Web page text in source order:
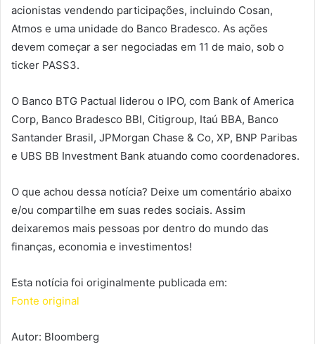
acionistas vendendo participações, incluindo Cosan,
Atmos e uma unidade do Banco Bradesco. As ações
devem começar a ser negociadas em 11 de maio, sob o
ticker PASS3.
O Banco BTG Pactual liderou o IPO, com Bank of America
Corp, Banco Bradesco BBI, Citigroup, Itaú BBA, Banco
Santander Brasil, JPMorgan Chase & Co, XP, BNP Paribas
e UBS BB Investment Bank atuando como coordenadores.
O que achou dessa notícia? Deixe um comentário abaixo
e/ou compartilhe em suas redes sociais. Assim
deixaremos mais pessoas por dentro do mundo das
finanças, economia e investimentos!
Esta notícia foi originalmente publicada em:
Fonte original
Autor: Bloomberg